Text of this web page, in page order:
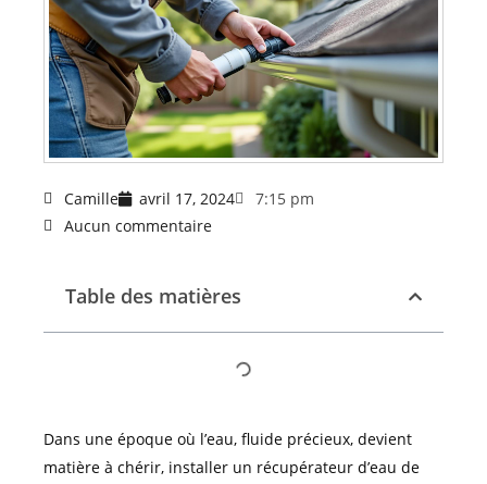
Camille avril 17, 2024
7:15 pm
Aucun commentaire
Table des matières
Dans une époque où l’eau, fluide précieux, devient
matière à chérir, installer un récupérateur d’eau de